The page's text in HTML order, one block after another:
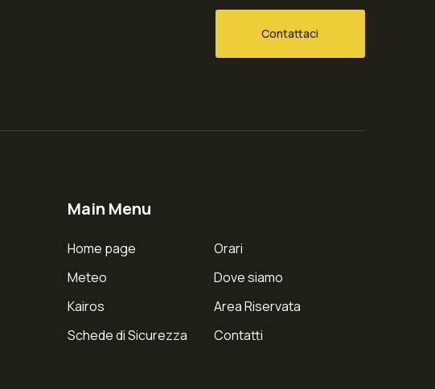
Contattaci
Main Menu
Home page
Meteo
Kairos
Schede di Sicurezza
Orari
Dove siamo
Area Riservata
Contatti